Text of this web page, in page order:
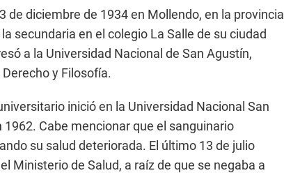
de diciembre de 1934 en Mollendo, en la provincia
secundaria en el colegio La Salle de su ciudad
a la Universidad Nacional de San Agustín,
y Filosofía.
inició en la Universidad Nacional San
Cabe mencionar que el sanguinario
su salud deteriorada. El último 13 de julio
Ministerio de Salud, a raíz de que se negaba a